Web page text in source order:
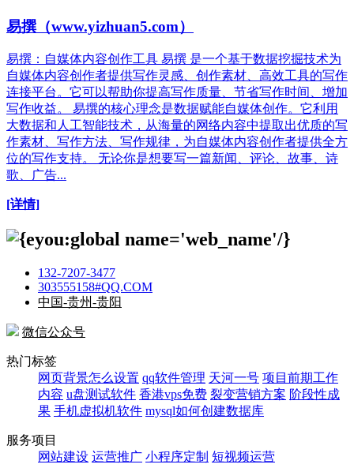
易撰（www.yizhuan5.com）
易撰：自媒体内容创作工具 易撰 是一个基于数据挖掘技术为
自媒体内容创作者提供写作灵感、创作素材、高效工具的写作
连接平台。它可以帮助你提高写作质量、节省写作时间、增加
写作收益。 易撰的核心理念是数据赋能自媒体创作。它利用
大数据和人工智能技术，从海量的网络内容中提取出优质的写
作素材、写作方法、写作规律，为自媒体内容创作者提供全方
位的写作支持。 无论你是想要写一篇新闻、评论、故事、诗
歌、广告...
[详情]
132-7207-3477
303555158#QQ.COM
中国-贵州-贵阳
微信公众号
热门标签
网页背景怎么设置 qq软件管理 天河一号 项目前期工作
内容 u盘测试软件 香港vps免费 裂变营销方案 阶段性成
果 手机虚拟机软件 mysql如何创建数据库
服务项目
网站建设 运营推广 小程序定制 短视频运营